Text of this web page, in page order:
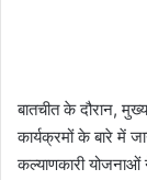
बातचीत के दौरान,
कार्यक्रमों के बारे में
कल्याणकारी योजनाओं